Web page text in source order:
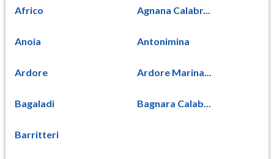
Africo Agnana Calabr...
Anoia Antonimina
Ardore Ardore Marina...
Bagaladi Bagnara Calab...
Barritteri